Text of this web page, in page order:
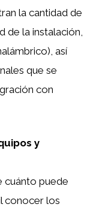
la cantidad de
de la instalación,
así
que se
con
y
cuánto puede
conocer los